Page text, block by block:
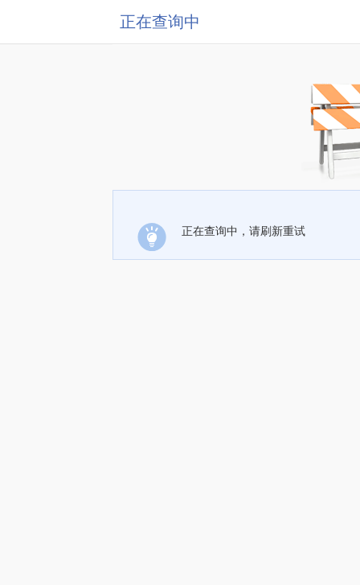
正在查询中
正在查询中，请刷新重试